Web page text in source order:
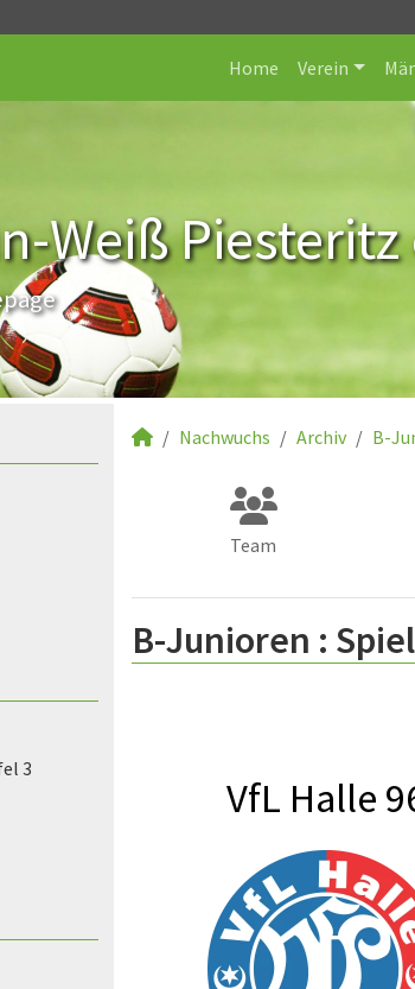
Home Verein
Weiß Piesteritz
3
Nachwuchs Archiv B-
Team
B-Junioren :
VfL Halle